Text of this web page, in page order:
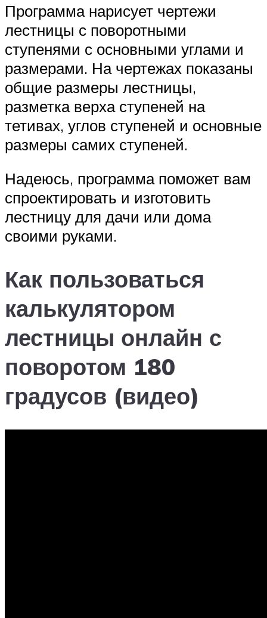
Программа нарисует чертежи
лестницы с поворотными
ступенями с основными углами и
размерами. На чертежах показаны
общие размеры лестницы,
разметка верха ступеней на
тетивах, углов ступеней и основные
размеры самих ступеней.
Надеюсь, программа поможет вам
спроектировать и изготовить
лестницу для дачи или дома
своими руками.
Как пользоваться
калькулятором
лестницы онлайн с
поворотом 180
градусов (видео)